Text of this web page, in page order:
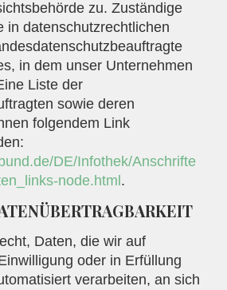
zu. Zuständige
in datenschutzrechtlichen
in dem unser Unternehmen
Liste der
sowie deren
folgendem Link
DE/Infothek/Anschrifte
node.html.
Daten, die wir auf
oder in Erfüllung
verarbeiten, an sich